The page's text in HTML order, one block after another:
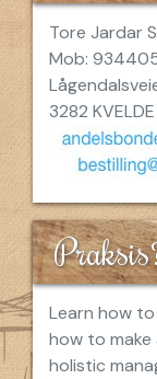
Tore Jardar
Mob:
3282 KVELDE
Learn how
how to make
holistic